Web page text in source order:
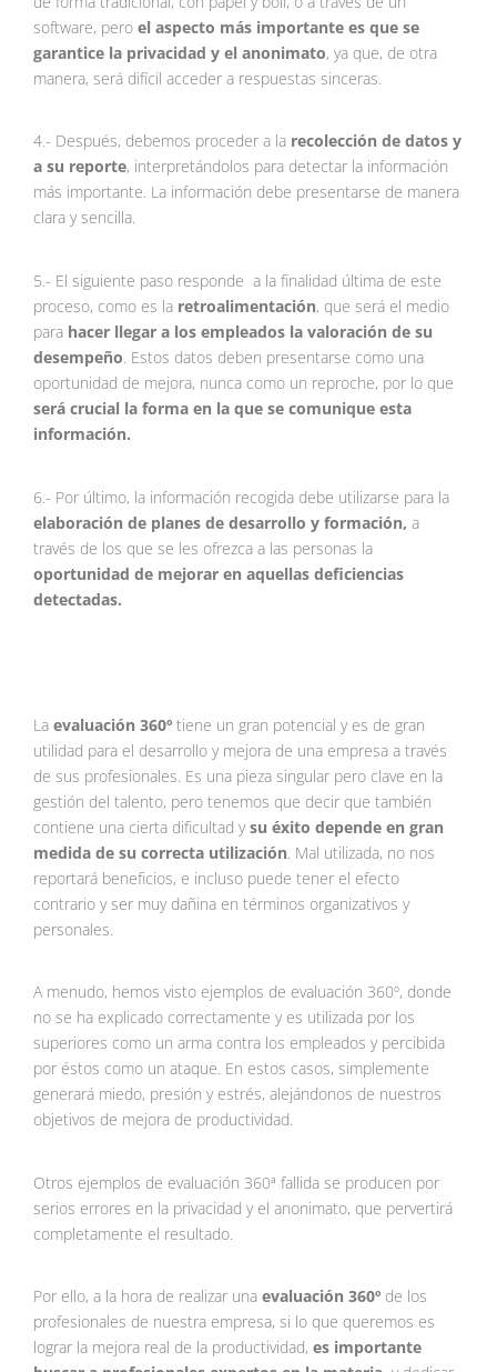
software, pero el aspecto más importante es que se
garantice la privacidad y el anonimato, ya que, de otra
manera, será difícil acceder a respuestas sinceras.
4.- Después, debemos proceder a la recolección de datos y
a su reporte, interpretándolos para detectar la información
más importante. La información debe presentarse de manera
clara y sencilla.
5.- El siguiente paso responde a la finalidad última de este
proceso, como es la retroalimentación, que será el medio
para hacer llegar a los empleados la valoración de su
desempeño. Estos datos deben presentarse como una
oportunidad de mejora, nunca como un reproche, por lo que
será crucial la forma en la que se comunique esta
información.
6.- Por último, la información recogida debe utilizarse para la
elaboración de planes de desarrollo y formación, a
través de los que se les ofrezca a las personas la
oportunidad de mejorar en aquellas deficiencias
detectadas.
La evaluación 360º tiene un gran potencial y es de gran
utilidad para el desarrollo y mejora de una empresa a través
de sus profesionales. Es una pieza singular pero clave en la
gestión del talento, pero tenemos que decir que también
contiene una cierta dificultad ysu éxito depende en gran
medida de su correcta utilización . Mal utilizada, no nos
reportará beneficios, e incluso puede tener el efecto
contrario y ser muy dañina en términos organizativos y
personales.
A menudo, hemos visto ejemplos de evaluación 360º, donde
no se ha explicado correctamente y es utilizada por los
superiores como un arma contra los empleados y percibida
por éstos como un ataque. En estos casos, simplemente
generará miedo, presión y estrés, alejándonos de nuestros
objetivos de mejora de productividad.
Otros ejemplos de evaluación 360ª fallida se producen por
serios errores en la privacidad y el anonimato, que pervertirá
completamente el resultado.
Por ello, a la hora de realizar una evaluación 360º de los
profesionales de nuestra empresa, si lo que queremos es
lograr la mejora real de la productividad, es importante